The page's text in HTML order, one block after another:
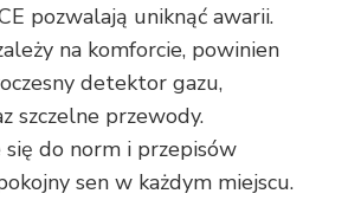
pozwalają uniknąć awarii.
na komforcie, powinien
detektor gazu,
szczelne przewody.
się do norm i przepisów
sen w każdym miejscu.